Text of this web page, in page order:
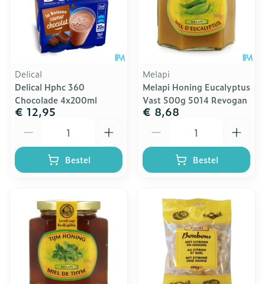
Delical
Delical Hphc 360
Chocolade 4x200ml
€ 12,95
Bestel
Melapi
Melapi Honing Eucalyptus
Vast 500g 5014 Revogan
€ 8,68
Bestel